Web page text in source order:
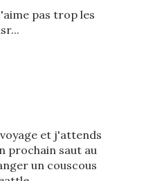
pas trop les
et j'attends
prochain saut au
un couscous